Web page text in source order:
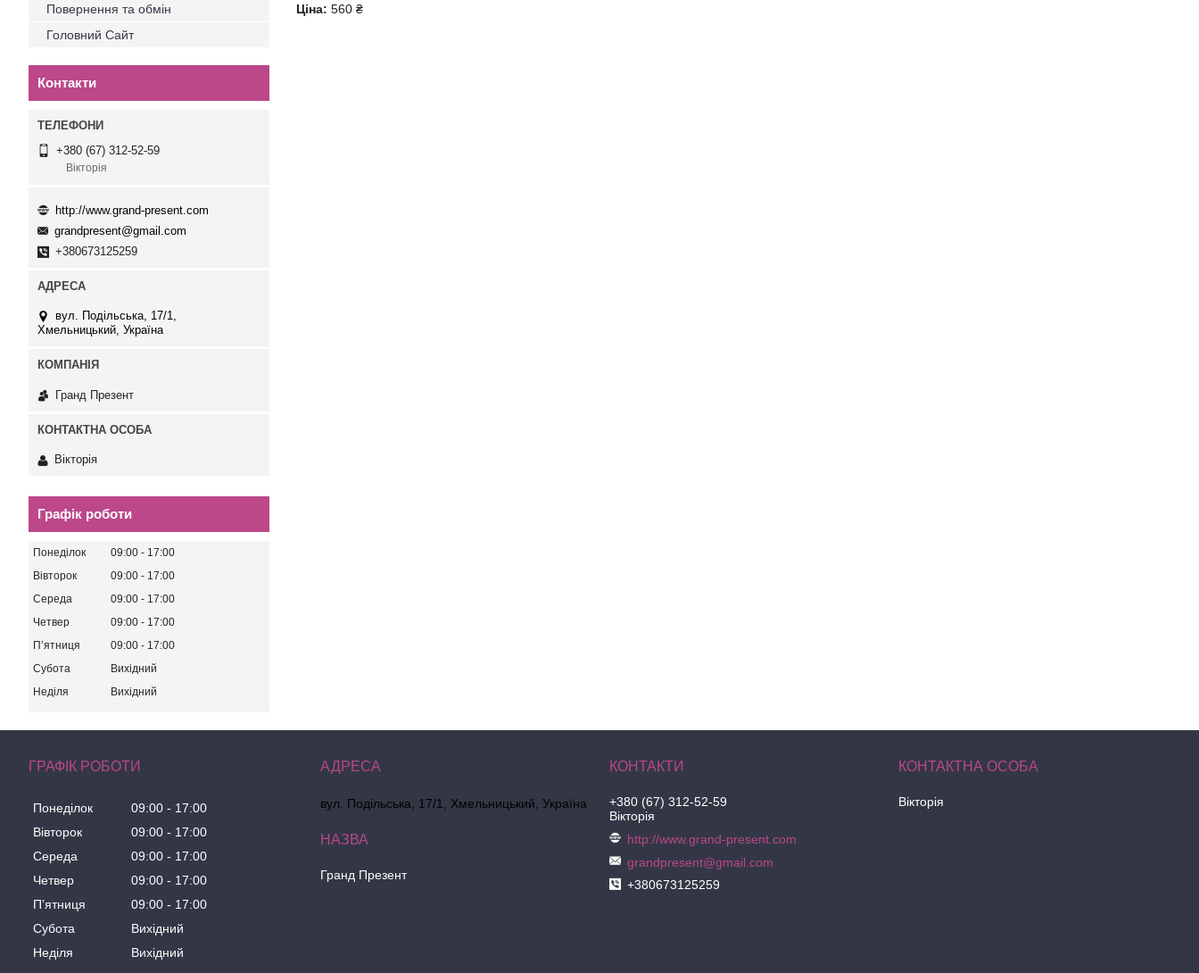
Ціна: 560 ₴
Повернення та обмін
Головний Сайт
Контакти
+380 (67) 312-52-59
Вікторія
http://www.grand-present.com
grandpresent@gmail.com
+380673125259
вул. Подільська, 17/1,
Хмельницький, Україна
Гранд Презент
Вікторія
Графік роботи
Понеділок 09:00
17:00
Вівторок
09:00
17:00
Середа
09:00
17:00
Четвер
09:00
17:00
Пʼятниця
09:00
17:00
Субота
Вихідний
Неділя
Вихідний
ГРАФІК РОБОТИ
Понеділок 09:00
17:00
Вівторок
09:00
17:00
Середа
09:00
17:00
Четвер
09:00
17:00
Пʼятниця
09:00
17:00
Субота
Вихідний
Неділя
Вихідний
вул. Подільська, 17/1, Хмельницький, Україна
Гранд Презент
+380 (67) 312-52-59
Вікторія
http://www.grand-present.com
grandpresent@gmail.com
+380673125259
Вікторія